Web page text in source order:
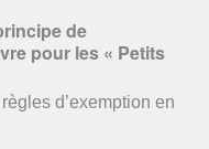
de
pour les « Petits
d’exemption en